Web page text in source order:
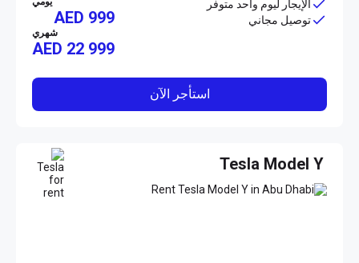
الإيجار ليوم واحد متوفر
توصيل مجاني
AED 999
شهري
AED 22 999
استأجر الآن
Tesla Model Y